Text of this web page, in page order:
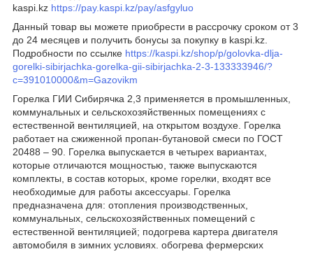
kaspi.kz https://pay.kaspi.kz/pay/asfgyluo
Данный товар вы можете приобрести в рассрочку сроком от 3
до 24 месяцев и получить бонусы за покупку в kaspi.kz.
Подробности по ссылке https://kaspi.kz/shop/p/golovka-dlja-
gorelki-sibirjachka-gorelka-gii-sibirjachka-2-3-133333946/?
c=391010000&m=Gazovikm
Горелка ГИИ Сибирячка 2,3 применяется в промышленных,
коммунальных и сельскохозяйственных помещениях с
естественной вентиляцией, на открытом воздухе. Горелка
работает на сжиженной пропан-бутановой смеси по ГОСТ
20488 – 90. Горелка выпускается в четырех вариантах,
которые отличаются мощностью, также выпускаются
комплекты, в состав которых, кроме горелки, входят все
необходимые для работы аксессуары. Горелка
предназначена для: отопления производственных,
коммунальных, сельскохозяйственных помещений с
естественной вентиляцией; подогрева картера двигателя
автомобиля в зимних условиях. обогрева фермерских